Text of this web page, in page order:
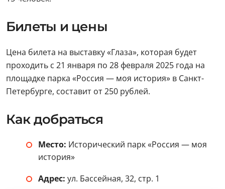
Билеты и цены
Цена билета на выставку «Глаза», которая будет
проходить с 21 января по 28 февраля 2025 года на
площадке парка «Россия — моя история» в Санкт-
Петербурге, составит от 250 рублей.
Как добраться
Место: Исторический парк «Россия — моя
история»
Адрес: ул. Бассейная, 32, стр. 1